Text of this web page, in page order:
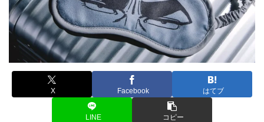
X Facebook はてブ
LINE コピー